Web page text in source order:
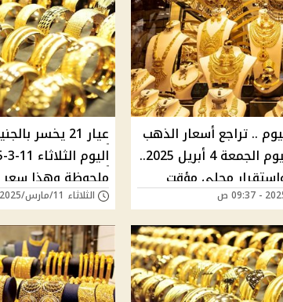
اليوم .. تراجع أسعار الذهب
عالمياً ومحلياً اليوم الجمعة 4 أبريل 2025..
محلي مؤقت
عيار 21 يخسر
ملحوظة وهذا سعر
بداية التعاملات
النفيس؟
الثلاثاء 11/مارس/2025 - 01:02 ص